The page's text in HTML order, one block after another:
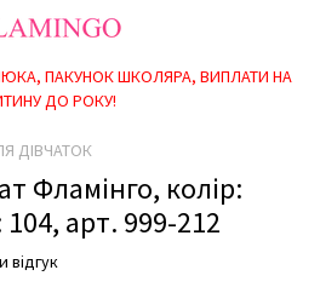
ПАКУНОК ШКОЛЯРА, ВИПЛАТИ НА
ДО РОКУ!
ДІВЧАТОК
Фламінго, колір:
арт. 999-212
відгук